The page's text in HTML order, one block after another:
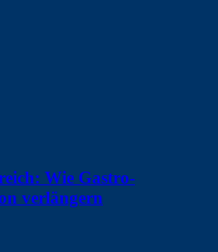
Wie Gastro-
verlängern